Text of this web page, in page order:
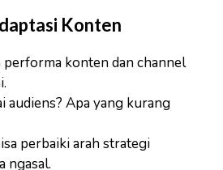
Konten
performa konten dan channel
audiens? Apa yang kurang
perbaiki arah strategi
ngasal.